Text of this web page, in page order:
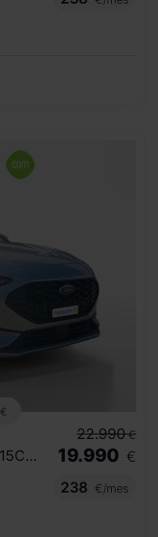
€
ST LINE X 1.5 ECOBLUE 85KW (115CV) AUTO
22.990 €
19.990 €
238
€/mes